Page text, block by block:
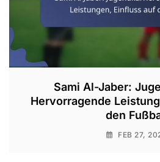
Sami Al-Jaber:
Hervorragende
den
FEB 27,